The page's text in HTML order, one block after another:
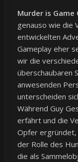
Murder is Game
genauso wie die
entwickelten
Gameplay eher
wir die
überschaubaren
anwesenden
unterscheiden
Während Guy
erfährt und die
Opfer ergründet,
der Rolle des
die als